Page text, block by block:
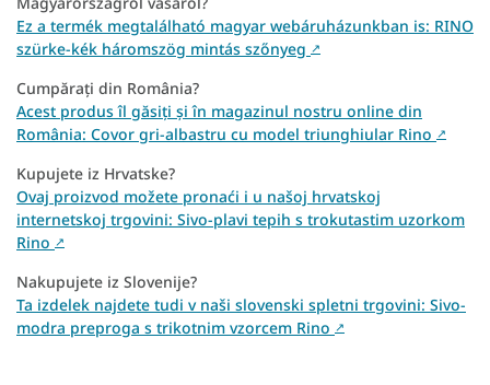
Ez a termék megtalálható magyar webáruházunkban is: RINO
szürke-kék háromszög mintás szőnyeg ↗
Cumpărați din România?
Acest produs îl găsiți și în magazinul nostru online din
România: Covor gri-albastru cu model triunghiular Rino ↗
Kupujete iz Hrvatske?
Ovaj proizvod možete pronaći i u našoj hrvatskoj
internetskoj trgovini: Sivo-plavi tepih s trokutastim uzorkom
Rino ↗
Nakupujete iz Slovenije?
Ta izdelek najdete tudi v naši slovenski spletni trgovini: Sivo-
modra preproga s trikotnim vzorcem Rino ↗